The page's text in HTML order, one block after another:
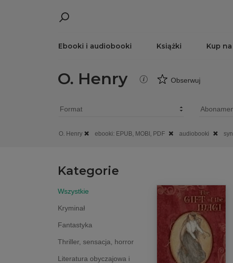
Ebooki i audiobooki Książki Kup
O. Henry Obserwuj
O. Henry ebooki: EPUB, MOBI, PDF audiobooki
Kategorie
Wszystkie
Kryminał
Fantastyka
Thriller, sensacja, horror
Literatura obyczajowa i